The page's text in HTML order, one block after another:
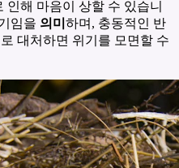
해 마음이 상할 수 있습니
임을 의미 하며, 충동적인 반
대처하면 위기를 모면할 수